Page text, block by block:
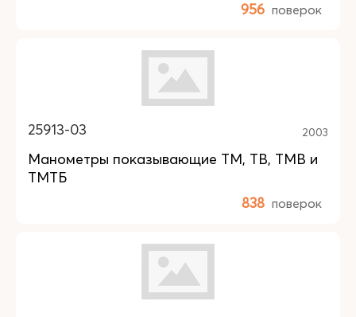
956 поверок
25913-03 2003
Манометры показывающие ТМ, ТВ, TMB и
ТМТБ
838 поверок